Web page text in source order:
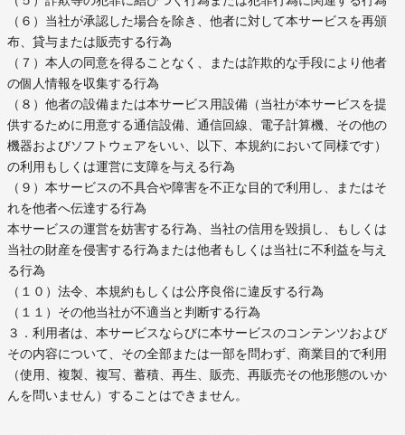
（６）当社が承認した場合を除き、他者に対して本サービスを再頒
布、貸与または販売する行為
（７）本人の同意を得ることなく、または詐欺的な手段により他者
の個人情報を収集する行為
（８）他者の設備または本サービス用設備（当社が本サービスを提
供するために用意する通信設備、通信回線、電子計算機、その他の
機器およびソフトウェアをいい、以下、本規約において同様です）
の利用もしくは運営に支障を与える行為
（９）本サービスの不具合や障害を不正な目的で利用し、またはそ
れを他者へ伝達する行為
本サービスの運営を妨害する行為、当社の信用を毀損し、もしくは
当社の財産を侵害する行為または他者もしくは当社に不利益を与え
る行為
（１０）法令、本規約もしくは公序良俗に違反する行為
（１１）その他当社が不適当と判断する行為
３．利用者は、本サービスならびに本サービスのコンテンツおよび
その内容について、その全部または一部を問わず、商業目的で利用
（使用、複製、複写、蓄積、再生、販売、再販売その他形態のいか
んを問いません）することはできません。